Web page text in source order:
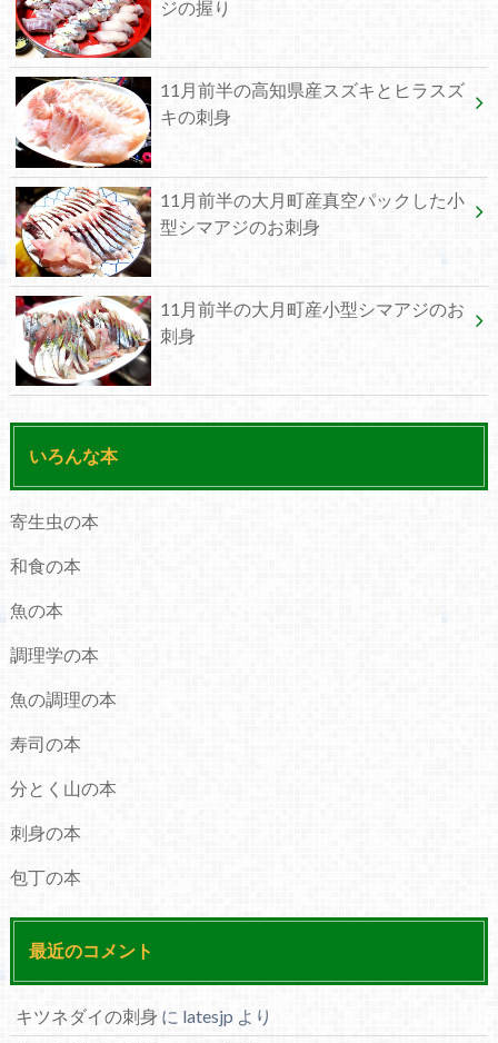
ジの握り
11月前半の高知県産スズキとヒラスズ
キの刺身
11月前半の大月町産真空パックした小
型シマアジのお刺身
11月前半の大月町産小型シマアジのお
刺身
いろんな本
寄生虫の本
和食の本
魚の本
調理学の本
魚の調理の本
寿司の本
分とく山の本
刺身の本
包丁の本
最近のコメント
キツネダイの刺身 に latesjp より